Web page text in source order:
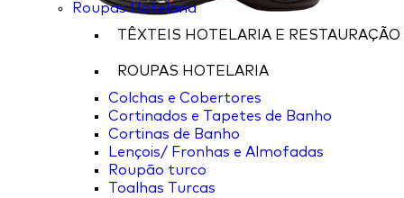
Roupas Hotelaria
TÊXTEIS HOTELARIA E RESTAURAÇÃO
ROUPAS HOTELARIA
Colchas e Cobertores
Cortinados e Tapetes de Banho
Cortinas de Banho
Lençois/ Fronhas e Almofadas
Roupão turco
Toalhas Turcas